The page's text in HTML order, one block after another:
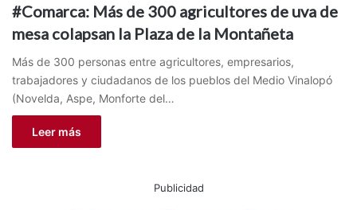
#Comarca: Más de 300 agricultores de uva de
mesa colapsan la Plaza de la Montañeta
Más de 300 personas entre agricultores, empresarios,
trabajadores y ciudadanos de los pueblos del Medio Vinalopó
(Novelda, Aspe, Monforte del…
Leer más
Publicidad